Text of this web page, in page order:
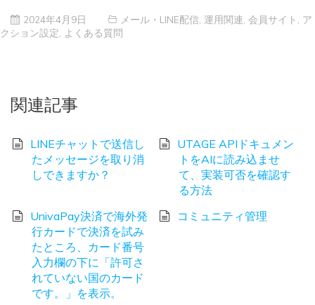
2024年4月9日 メール・LINE配信 運用関連 会員サイト
ア
クション設定 よくある質問
関連記事
LINEチャットで送信し
たメッセージを取り消
しできますか？
UTAGE APIドキュメン
トをAIに読み込ませ
て、実装可否を確認す
る方法
UnivaPay決済で海外発
行カードで決済を試み
たところ、カード番号
入力欄の下に「許可さ
れていない国のカード
です。」を表示。
コミュニティ管理